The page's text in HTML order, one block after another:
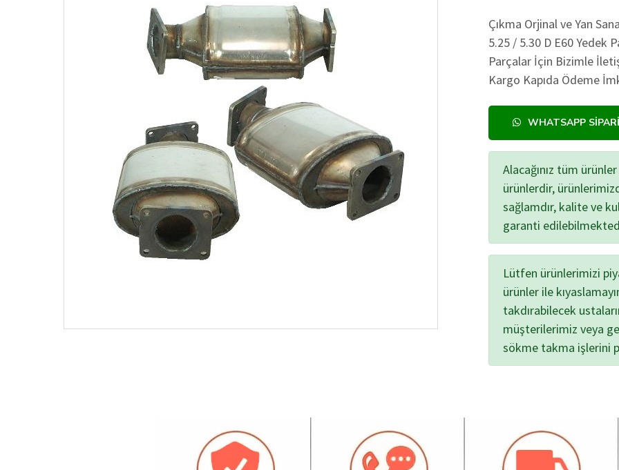
Çıkma Orjinal ve Yan
5.25 / 5.30 D E60 Yedek
Parçalar İçin Bizimle
Kargo Kapıda Ödeme
WHATSAPP
Alacağınız tüm
ürünlerdir,
sağlamdır, kalite ve
garanti
Lütfen ürünlerimizi
ürünler ile
takdırabilecek
müşterilerimiz veya
sökme takma işlerini